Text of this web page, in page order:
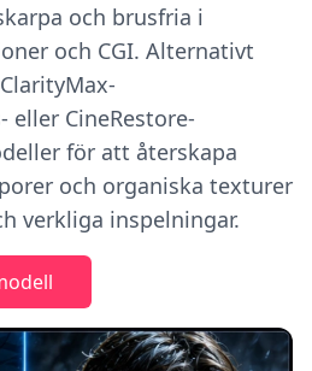
och brusfria i
och CGI. Alternativt
eller CineRestore-
för att återskapa
och organiska texturer
verkliga inspelningar.